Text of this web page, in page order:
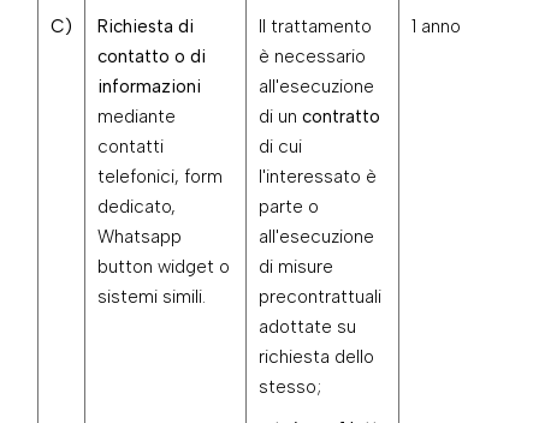
C)
Richiesta di
contatto o di
informazioni
mediante
contatti
telefonici, form
dedicato,
Whatsapp
button widget o
sistemi simili.
Il trattamento
è necessario
all'esecuzione
di uncontratto
di cui
l'interessato è
parte o
all'esecuzione
di misure
precontrattuali
adottate su
richiesta dello
stesso;
1 anno